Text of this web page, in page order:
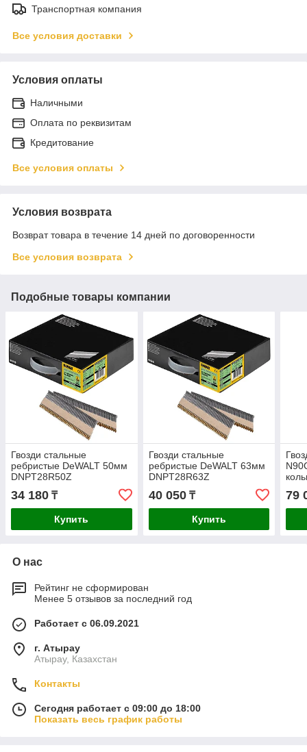
Транспортная компания
Все условия доставки
Условия оплаты
Наличными
Оплата по реквизитам
Кредитование
Все условия оплаты
Условия возврата
Возврат товара в течение 14 дней по договоренности
Все условия возврата
Подобные товары компании
Гвозди стальные
ребристые DeWALT 50мм
DNPT28R50Z
34 180 ₸
Купить
Гвозди стальные
ребристые DeWALT 63мм
DNPT28R63Z
40 050₸
Купить
79
О нас
Рейтинг не сформирован
Менее 5 отзывов за последний год
Работает с 06.09.2021
г. Атырау
Атырау, Казахстан
Контакты
Сегодня работает с 09:00 до 18:00
Показать весь график работы